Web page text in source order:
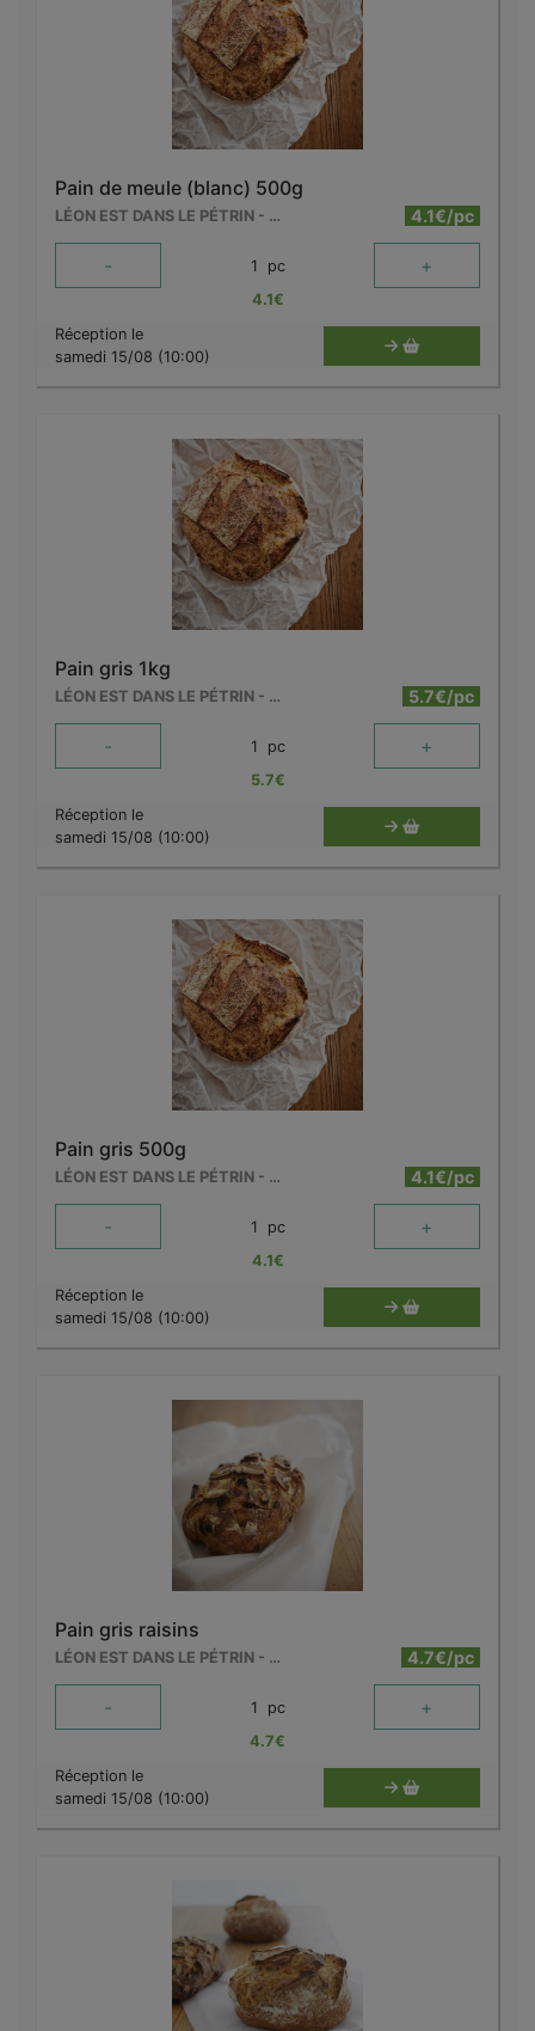
Pain de meule (blanc) 500g
LÉON EST DANS LE PÉTRIN - MOUSCRON 4.1€/pc
- 1 pc +
4.1€
Réception le
samedi 15/08 (10:00)
Pain gris 1kg
LÉON EST DANS LE PÉTRIN - MOUSCRON 5.7€/pc
- 1 pc +
5.7€
Réception le
samedi 15/08 (10:00)
Pain gris 500g
LÉON EST DANS LE PÉTRIN - MOUSCRON 4.1€/pc
- 1 pc +
4.1€
Réception le
samedi 15/08 (10:00)
Pain gris raisins
LÉON EST DANS LE PÉTRIN - MOUSCRON 4.7€/pc
- 1 pc +
4.7€
Réception le
samedi 15/08 (10:00)